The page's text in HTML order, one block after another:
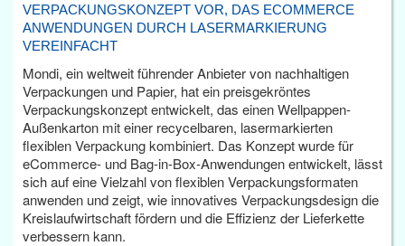
VERPACKUNGSKONZEPT VOR, DAS ECOMMERCE
ANWENDUNGEN DURCH LASERMARKIERUNG
VEREINFACHT
Mondi, ein weltweit führender Anbieter von nachhaltigen
Verpackungen und Papier, hat ein preisgekröntes
Verpackungskonzept entwickelt, das einen Wellpappen-
Außenkarton mit einer recycelbaren, lasermarkierten
flexiblen Verpackung kombiniert. Das Konzept wurde für
eCommerce- und Bag-in-Box-Anwendungen entwickelt, lässt
sich auf eine Vielzahl von flexiblen Verpackungsformaten
anwenden und zeigt, wie innovatives Verpackungsdesign die
Kreislaufwirtschaft fördern und die Effizienz der Lieferkette
verbessern kann.